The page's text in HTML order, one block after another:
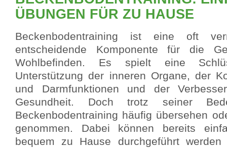
ÜBUNGEN FÜR ZU HAUSE
Beckenbodentraining ist eine oft
entscheidende Komponente für die
Wohlbefinden. Es spielt eine
Unterstützung der inneren Organe, der
und Darmfunktionen und der
Gesundheit. Doch trotz seiner
Beckenbodentraining häufig übersehen
genommen. Dabei können bereits
bequem zu Hause durchgeführt werden